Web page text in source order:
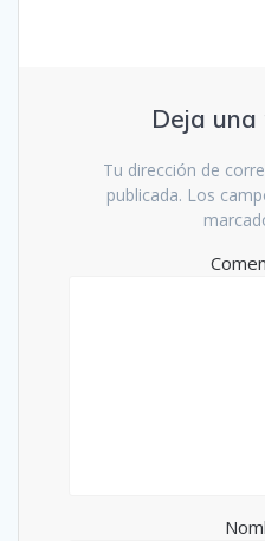
Deja
Tu dirección de
publicada. Los